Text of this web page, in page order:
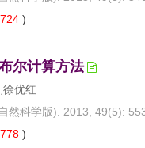
724 )
尔计算方法
徐优红
然科学版). 2013, 49(5):
778 )